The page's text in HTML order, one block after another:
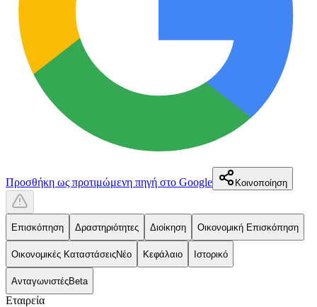
Προσθήκη ως προτιμώμενη πηγή στο Google Κοινοποίηση
Επισκόπηση Δραστηριότητες Διοίκηση Οικονομική Επισκόπηση
Οικονομικές ΚαταστάσειςΝέο Κεφάλαιο Ιστορικό
ΑνταγωνιστέςBeta
Εταιρεία